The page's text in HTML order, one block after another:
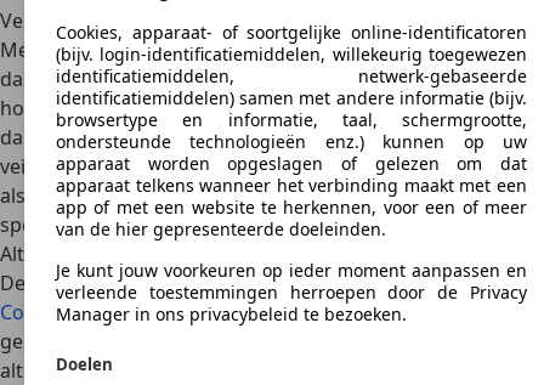
Veiligheid
Met de veiligheid zit het wel goed bij de Audi S1. De S1 is
dan ook in deEuro NCAP-crashtest
beloond met de
hoogste waardering van vijf sterren. Dat is mede te
danken aan een uitgebreid pakket aan
veiligheidssystemen met onder meer airbags zowel voorin
als achterin, remhulp, quattro vierwielaandrijving en
sperdifferentieel.
Alternatieven
De Audi S1 heeft concurrentie van onder meer deOpel
Corsa OPC, die prima prestaties levert voor veel minder
geld. Maar ook de
alternatief. Last but not least kan ook gekeken worden
Cookies, apparaat- of soortgelijke online-identificatoren
(bijv. login-identificatiemiddelen, willekeurig toegewezen
identificatiemiddelen, netwerk-gebaseerde
identificatiemiddelen) samen met andere informatie (bijv.
browsertype en informatie, taal, schermgrootte,
ondersteunde technologieën enz.) kunnen op uw
apparaat worden opgeslagen of gelezen om dat
apparaat telkens wanneer het verbinding maakt met een
app of met een website te herkennen, voor een of meer
van de hier gepresenteerde doeleinden.
Je kunt jouw voorkeuren op ieder moment aanpassen en
verleende toestemmingen herroepen door de Privacy
Manager in ons privacybeleid te bezoeken.
Doelen